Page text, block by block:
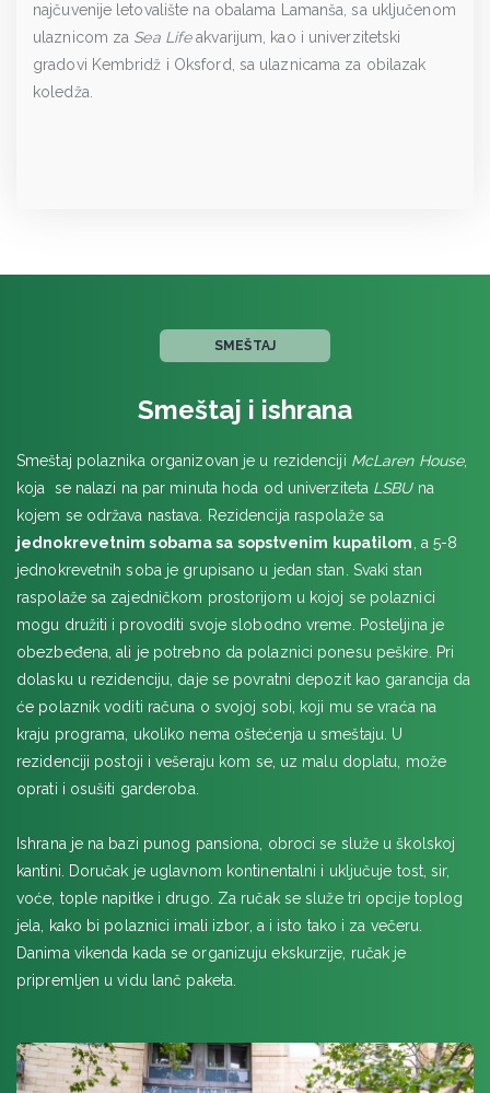
najčuvenije letovalište na obalama Lamanša, sa uključenom
ulaznicom za Sea Lifeakvarijum, kao i univerzitetski
gradovi Kembridž i Oksford, sa ulaznicama za obilazak
koledža.
SMEŠTAJ
Smeštaj i ishrana
Smeštaj polaznika organizovan je u rezidenciji McLaren House,
koja se nalazi na par minuta hoda od univerziteta LSBUna
kojem se održava nastava. Rezidencija raspolaže sa
jednokrevetnim sobama sa sopstvenim kupatilom, a 5-8
jednokrevetnih soba je grupisano u jedan stan. Svaki stan
raspolaže sa zajedničkom prostorijom u kojoj se polaznici
mogu družiti i provoditi svoje slobodno vreme. Posteljina je
obezbeđena, ali je potrebno da polaznici ponesu peškire. Pri
dolasku u rezidenciju, daje se povratni depozit kao garancija da
će polaznik voditi računa o svojoj sobi, koji mu se vraća na
kraju programa, ukoliko nema oštećenja u smeštaju. U
rezidenciji postoji i vešeraju kom se, uz malu doplatu, može
oprati i osušiti garderoba.
Ishrana je na bazi punog pansiona, obroci se služe u školskoj
kantini. Doručak je uglavnom kontinentalni i uključuje tost, sir,
voće, tople napitke i drugo. Za ručak se služe tri opcije toplog
jela, kako bi polaznici imali izbor, a i isto tako i za večeru.
Danima vikenda kada se organizuju ekskurzije, ručak je
pripremljen u vidu lanč paketa.